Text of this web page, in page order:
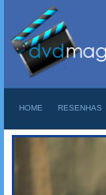
HOME RESENHAS